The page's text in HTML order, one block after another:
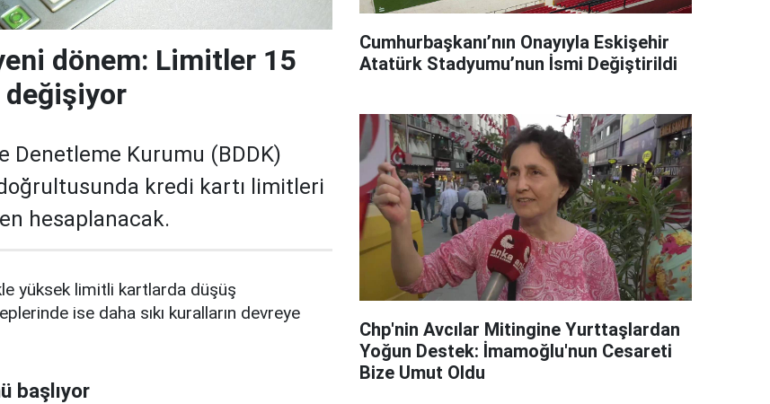
dönem: Limitler 15
değişiyor
Denetleme Kurumu (BDDK)
kredi kartı limitleri
hesaplanacak.
yüksek limitli kartlarda düşüş
ise daha sıkı kuralların devreye
başlıyor
Cumhurbaşkanı’nın Onayıyla Eskişehir
Atatürk Stadyumu’nun İsmi Değiştirildi
Chp'nin Avcılar Mitingine Yurttaşlardan
Yoğun Destek: İmamoğlu'nun Cesareti
Bize Umut Oldu